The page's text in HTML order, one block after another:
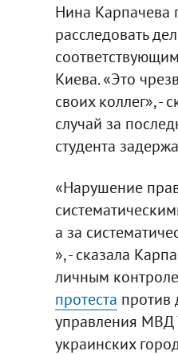
Нина Карпачева
расследовать
Киева. «Это
своих коллег», -
случай за
студента
«Нарушение
а за
», - сказала
личным
протеста против
управления МВД
украинских